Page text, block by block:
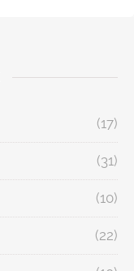
(17)
(31)
(10)
(22)